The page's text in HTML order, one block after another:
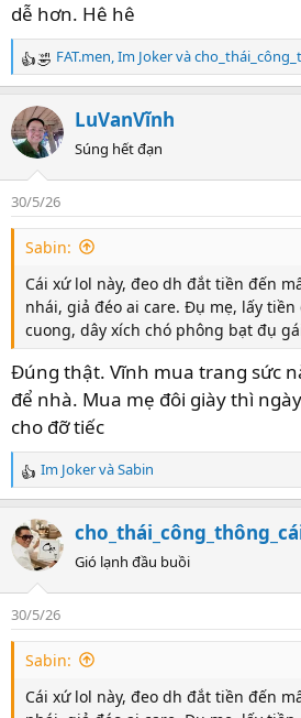
dễ hơn. Hê hê
R
e
a
c
t
n
s
FAT.men,Im Jokervà
LuVanVĩnh
Súng hết đạn
30/5/26
Sabin:
Cái xứ lol này, đeo dh đắt tiền đến
nhái, giả đéo ai care. Đụ mẹ, lấy
cuong, dây xích chó phông bạt đụ
Đúng thật. Vĩnh mua trang sức
để nhà. Mua mẹ đôi giày thì
cho đỡ tiếc
R
e
a
c
t
n
s
Im JokervàSabin
Gió lạnh đầu buồi
30/5/26
Sabin:
Cái xứ lol này, đeo dh đắt tiền đến